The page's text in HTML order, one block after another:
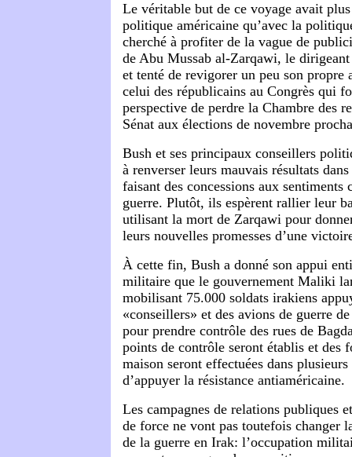
Le véritable but de ce voyage avait
politique américaine qu’avec la
cherché à profiter de la vague de
de Abu Mussab al-Zarqawi, le
et tenté de revigorer un peu son propre
celui des républicains au Congrès qui
perspective de perdre la Chambre des
Sénat aux élections de novembre
Bush et ses principaux conseillers
à renverser leurs mauvais résultats dans
faisant des concessions aux sentiments
guerre. Plutôt, ils espèrent rallier leur
utilisant la mort de Zarqawi pour
leurs nouvelles promesses d’une
À cette fin, Bush a donné son appui
militaire que le gouvernement Maliki
mobilisant 75.000 soldats irakiens
«conseillers» et des avions de guerre
pour prendre contrôle des rues de
points de contrôle seront établis et des
maison seront effectuées dans plusieurs
d’appuyer la résistance antiaméricaine.
Les campagnes de relations publiques
de force ne vont pas toutefois changer
de la guerre en Irak: l’occupation